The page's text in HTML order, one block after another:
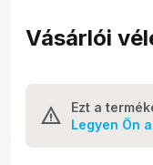
Vásárlói
Ezt a
Legyen Ön